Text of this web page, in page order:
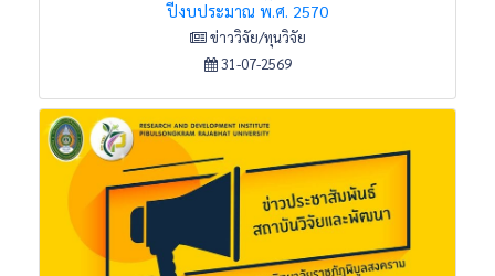
ปีงบประมาณ พ.ศ. 2570
ข่าววิจัย/ทุนวิจัย
31-07-2569